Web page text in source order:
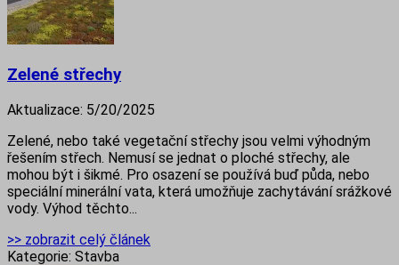
Zelené střechy
Aktualizace: 5/20/2025
Zelené, nebo také vegetační střechy jsou velmi výhodným
řešením střech. Nemusí se jednat o ploché střechy, ale
mohou být i šikmé. Pro osazení se používá buď půda, nebo
speciální minerální vata, která umožňuje zachytávání srážkové
vody. Výhod těchto...
>> zobrazit celý článek
Kategorie: Stavba